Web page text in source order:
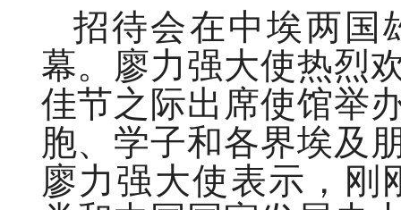
招待会在中埃两国
幕。廖力强大使热烈
佳节之际出席使馆举
胞、学子和各界埃及
廖力强大使表示，